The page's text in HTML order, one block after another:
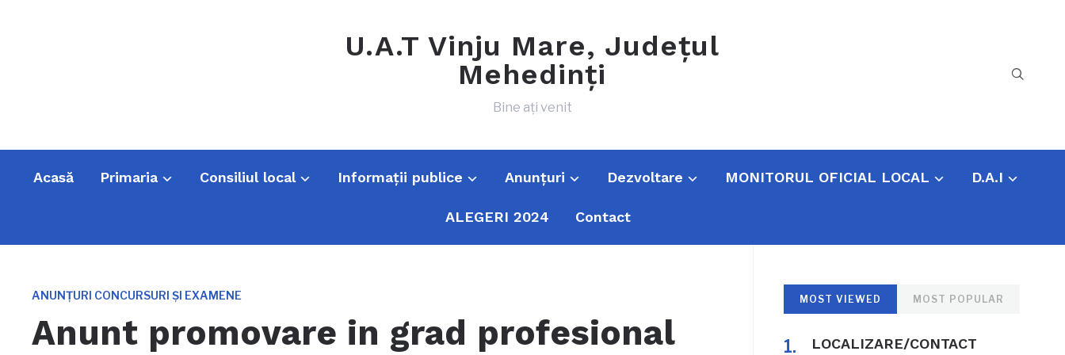
U.A.T Vinju Mare, Județul
Mehedinți
Bine ați venit
Acasă Primaria Consiliul local Informații publice Anunțuri Dezvoltare MONITORUL OFICIAL LOCAL D.A.I
ALEGERI 2024 Contact
ANUNȚURI CONCURSURI ȘI EXAMENE
Anunt promovare in grad profesional
MOST VIEWED MOST POPULAR
LOCALIZARE/CONTACT